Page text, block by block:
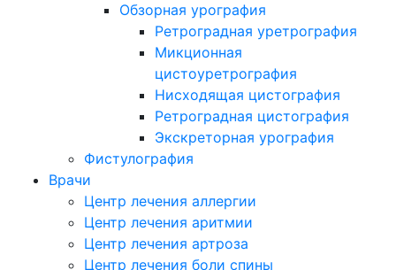
Обзорная урография
Ретроградная уретрография
Микционная
цистоуретрография
Нисходящая цистография
Ретроградная цистография
Экскреторная урография
Фистулография
Врачи
Центр лечения аллергии
Центр лечения аритмии
Центр лечения артроза
Центр лечения боли спины